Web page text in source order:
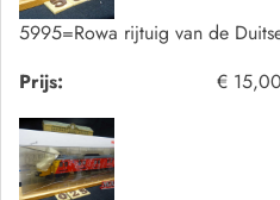
5995=Rowa rijtuig van de
Prijs:
€ 15,00